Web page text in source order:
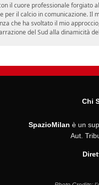
il cuore professionale forgiato
per il calcio in comunicazione. Il
che ha svoltato il mio
del Sud alla dinamicità
Chi
SpazioMilan è un
Aut.